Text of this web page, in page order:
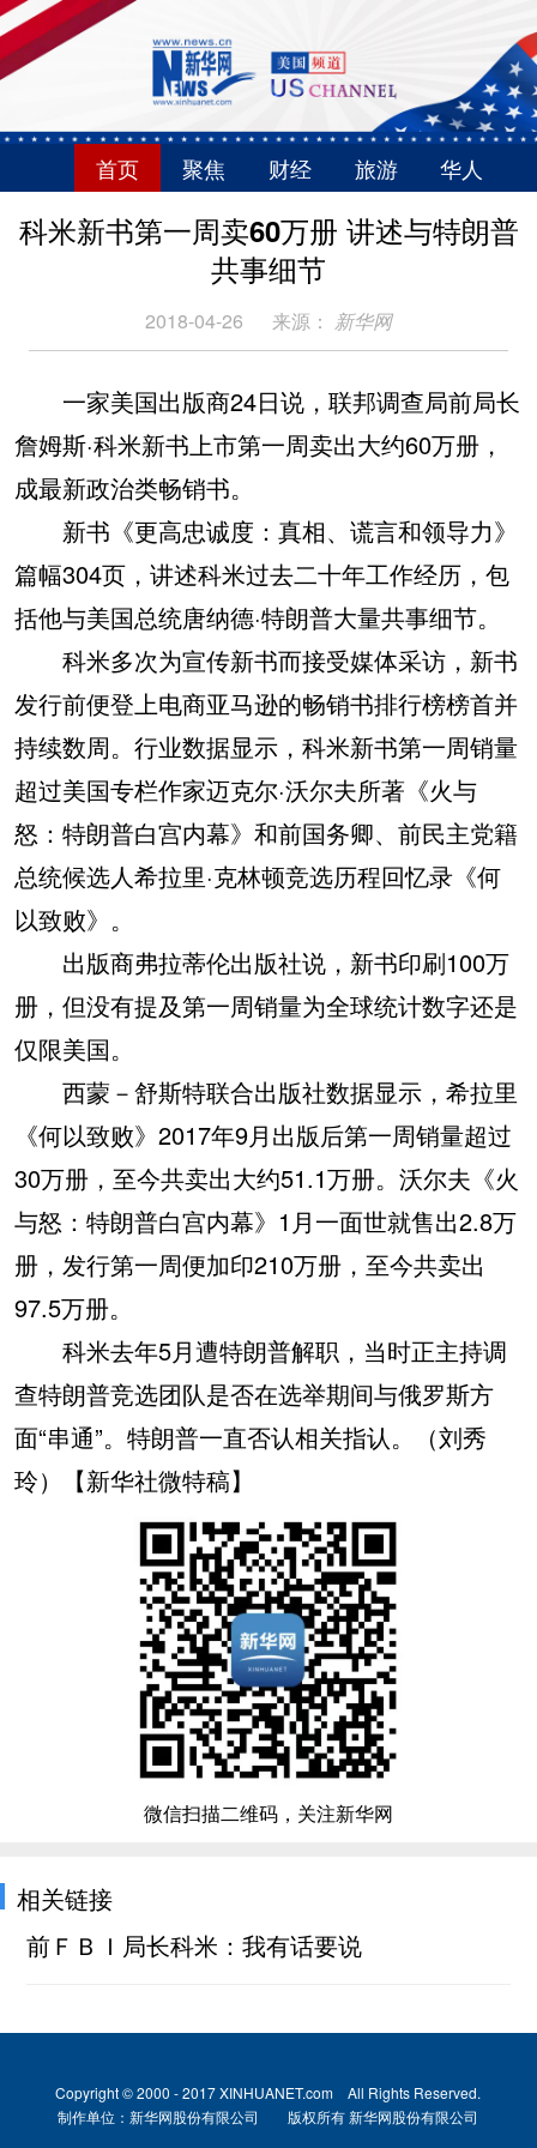
首页 聚焦 财经 旅游 华人
科米新书第一周卖60万册 讲述与特朗普
共事细节
2018-04-26 来源： 新华网
一家美国出版商24日说，联邦调查局前局长
詹姆斯·科米新书上市第一周卖出大约60万册，
成最新政治类畅销书。
新书《更高忠诚度：真相、谎言和领导力》
篇幅304页，讲述科米过去二十年工作经历，包
括他与美国总统唐纳德·特朗普大量共事细节。
科米多次为宣传新书而接受媒体采访，新书
发行前便登上电商亚马逊的畅销书排行榜榜首并
持续数周。行业数据显示，科米新书第一周销量
超过美国专栏作家迈克尔·沃尔夫所著《火与
怒：特朗普白宫内幕》和前国务卿、前民主党籍
总统候选人希拉里·克林顿竞选历程回忆录《何
以致败》。
出版商弗拉蒂伦出版社说，新书印刷100万
册，但没有提及第一周销量为全球统计数字还是
仅限美国。
西蒙－舒斯特联合出版社数据显示，希拉里
《何以致败》2017年9月出版后第一周销量超过
30万册，至今共卖出大约51.1万册。沃尔夫《火
与怒：特朗普白宫内幕》1月一面世就售出2.8万
册，发行第一周便加印210万册，至今共卖出
97.5万册。
科米去年5月遭特朗普解职，当时正主持调
查特朗普竞选团队是否在选举期间与俄罗斯方
面“串通”。特朗普一直否认相关指认。（刘秀
玲）【新华社微特稿】
微信扫描二维码，关注新华网
相关链接
前ＦＢＩ局长科米：我有话要说
Copyright © 2000 - 2017 XINHUANET.com All Rights Reserved.
制作单位：新华网股份有限公司 版权所有 新华网股份有限公司